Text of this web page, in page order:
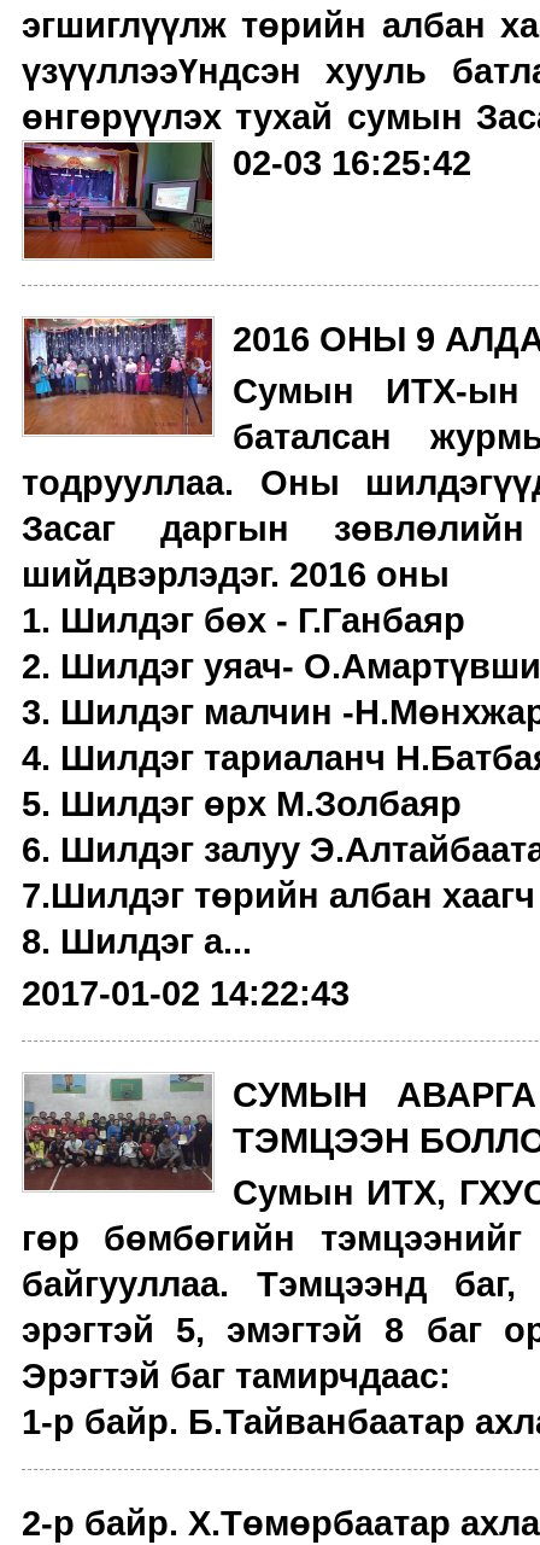
эгшиглүүлж төрийн албан
үзүүллээҮндсэн хууль
өнгөрүүлэх тухай сумын
02-03 16:25:42
2016 ОНЫ 9
Сумын ИТХ-ын
баталсан
тодрууллаа. Оны
Засаг даргын
шийдвэрлэдэг. 2016 оны
1. Шилдэг бөх - Г.Ганбаяр
2. Шилдэг уяач-
3. Шилдэг малчин -
4. Шилдэг тариаланч
5. Шилдэг өрх М.Золбаяр
6. Шилдэг залуу
7.Шилдэг төрийн албан
8. Шилдэг а...
2017-01-02 14:22:43
СУМЫН
ТЭМЦЭЭН
Сумын ИТХ,
гөр бөмбөгийн
байгууллаа. Тэмцээнд
эрэгтэй 5, эмэгтэй 8 баг
Эрэгтэй баг тамирчдаас:
1-р байр. Б.Тайванбаатар
2-р байр. Х.Төмөрбаатар